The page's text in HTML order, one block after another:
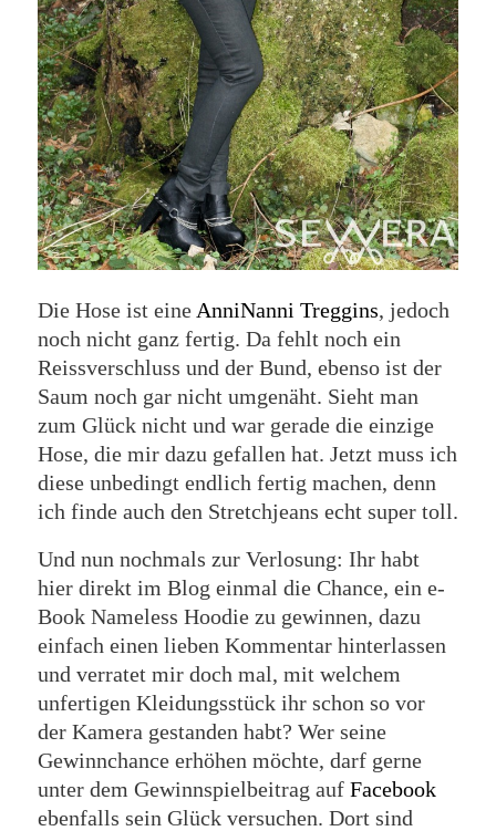
Die Hose ist eine AnniNanni Treggins, jedoch
noch nicht ganz fertig. Da fehlt noch ein
Reissverschluss und der Bund, ebenso ist der
Saum noch gar nicht umgenäht. Sieht man
zum Glück nicht und war gerade die einzige
Hose, die mir dazu gefallen hat. Jetzt muss ich
diese unbedingt endlich fertig machen, denn
ich finde auch den Stretchjeans echt super toll.
Und nun nochmals zur Verlosung: Ihr habt
hier direkt im Blog einmal die Chance, ein e-
Book Nameless Hoodie zu gewinnen, dazu
einfach einen lieben Kommentar hinterlassen
und verratet mir doch mal, mit welchem
unfertigen Kleidungsstück ihr schon so vor
der Kamera gestanden habt? Wer seine
Gewinnchance erhöhen möchte, darf gerne
unter dem Gewinnspielbeitrag auf Facebook
ebenfalls sein Glück versuchen. Dort sind